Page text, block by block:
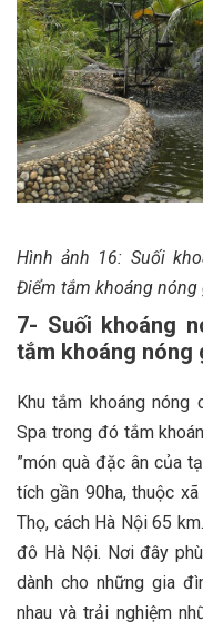
Hình ảnh 16: Suối
Điểm tắm khoáng nóng
7- Suối khoáng
tắm khoáng nóng
Khu tắm khoáng nóng
Spa trong đó tắm
”món quà đặc ân của
tích gần 90ha, thuộc xã
Thọ, cách Hà Nội 65
đô Hà Nội. Nơi đây
dành cho những gia
nhau và trải nghiệm